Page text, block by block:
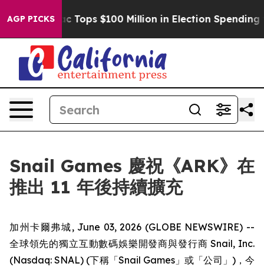
AGP PICKS
Aipac Tops $100 Million in Election Spending for
Snail Games 慶祝《ARK》在
推出 11 年後持續擴充
加州卡爾弗城, June 03, 2026 (GLOBE NEWSWIRE) --
全球領先的獨立互動數碼娛樂開發商與發行商 Snail, Inc.
(Nasdaq: SNAL) (下稱「Snail Games」或「公司」)，今